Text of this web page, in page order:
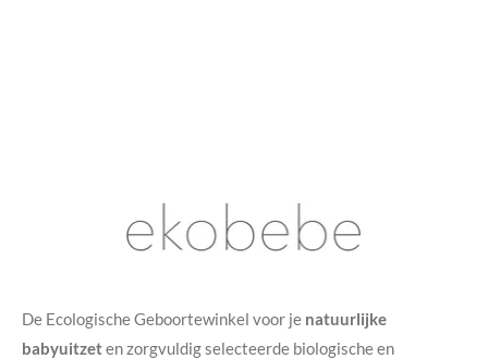
De Ecologische Geboortewinkel voor je natuurlijke
babyuitzetenzorgvuldig selecteerde biologische en